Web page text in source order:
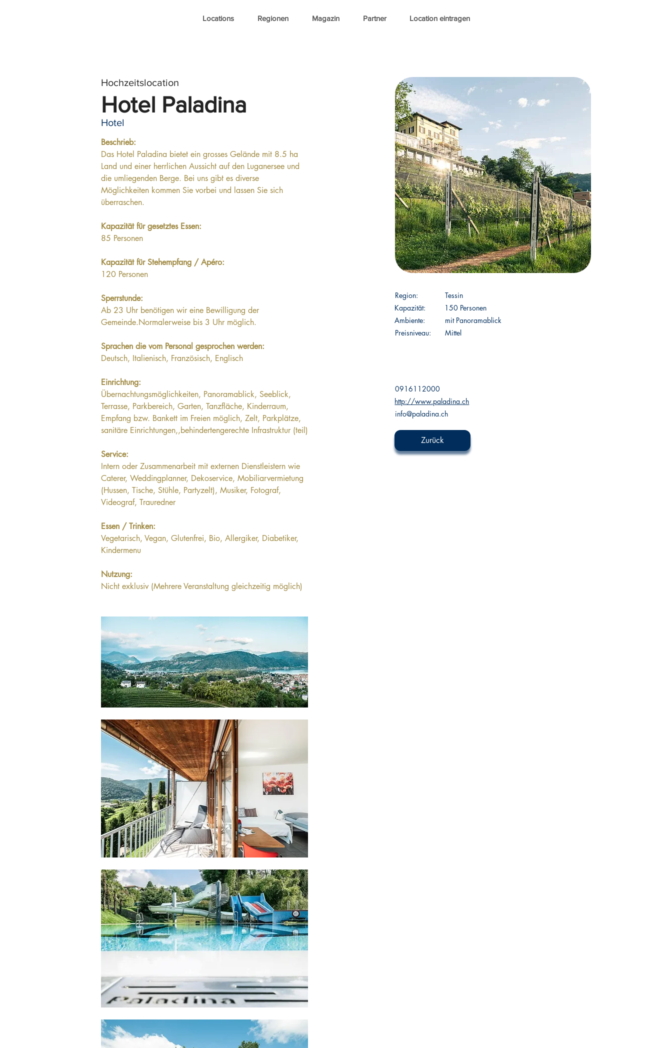
Locations Regionen Magazin Partner Location eintragen
Hochzeitslocation
Hotel Paladina
Hotel
Beschrieb:
Das Hotel Paladina bietet ein grosses Gelände mit 8.5 ha
Land und einer herrlichen Aussicht auf den Luganersee und
die umliegenden Berge. Bei uns gibt es diverse
Möglichkeiten kommen Sie vorbei und lassen Sie sich
überraschen.
Kapazität für gesetztes Essen:
85 Personen
Kapazität für Stehempfang / Apéro:
120 Personen
Sperrstunde:
Ab 23 Uhr benötigen wir eine Bewilligung der
Gemeinde.Normalerweise bis 3 Uhr möglich.
Sprachen die vom Personal gesprochen werden:
Deutsch, Italienisch, Französisch, Englisch
Einrichtung:
Übernachtungsmöglichkeiten, Panoramablick, Seeblick,
Terrasse, Parkbereich, Garten, Tanzfläche, Kinderraum,
Empfang bzw. Bankett im Freien möglich, Zelt, Parkplätze,
sanitäre Einrichtungen,,behindertengerechte Infrastruktur (teil)
Service:
Intern oder Zusammenarbeit mit externen Dienstleistern wie
Caterer, Weddingplanner, Dekoservice, Mobiliarvermietung
(Hussen, Tische, Stühle, Partyzelt), Musiker, Fotograf,
Videograf, Trauredner
Essen / Trinken:
Vegetarisch, Vegan, Glutenfrei, Bio, Allergiker, Diabetiker,
Kindermenu
Nutzung:
Nicht exklusiv (Mehrere Veranstaltung gleichzeitig möglich)
Region:
Tessin
Kapazität:
150 Personen
Ambiente:
Preisniveau:
mit Panoramablick
Mittel
0916112000
http://www.paladina.ch
info@paladina.ch
Zurück